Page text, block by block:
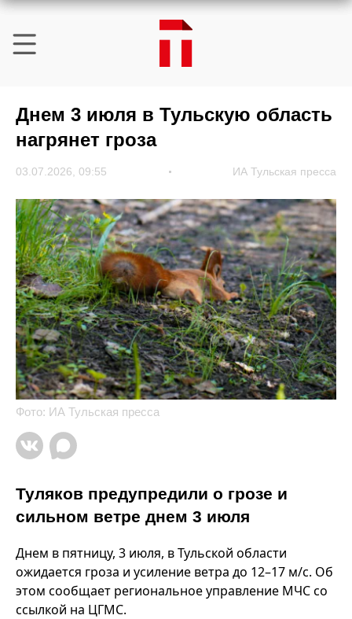
Днем 3 июля в Тульскую область
нагрянет гроза
03.07.2026, 09:55 ИА Тульская пресса
Фото: ИА Тульская пресса
Туляков предупредили о грозе и
сильном ветре днем 3 июля
Днем в пятницу, 3 июля, в Тульской области
ожидается гроза и усиление ветра до 12–17 м/с. Об
этом сообщает региональное управление МЧС со
ссылкой на ЦГМС.